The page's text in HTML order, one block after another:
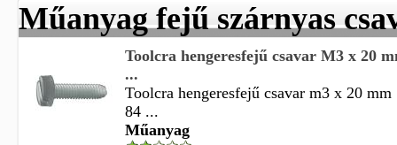
Műanyag fejű szárnyas
Toolcra hengeresfejű csavar M3 x 20
...
Toolcra hengeresfejű csavar m3 x 20
84 ...
Műanyag